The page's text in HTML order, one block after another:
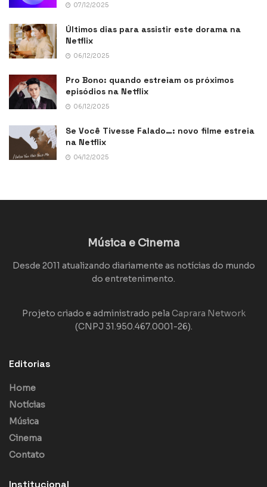
07/12/2025
Últimos dias para assistir este dorama na
Netflix
06/12/2025
Pro Bono: quando estreiam os próximos
episódios na Netflix
06/12/2025
Se Você Tivesse Falado…: novo filme estreia
na Netflix
04/12/2025
Música e Cinema
Desde 2011 atualizando diariamente as notícias do mundo
do entretenimento.
Projeto criado e administrado pela Caprara Network
(CNPJ 31.950.467.0001-26).
Editorias
Home
Notícias
Música
Cinema
Contato